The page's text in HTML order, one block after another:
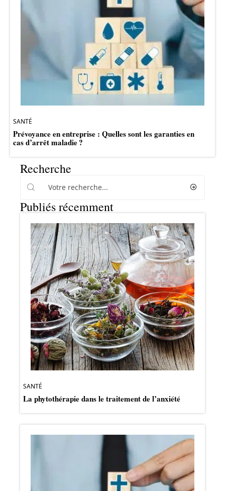
SANTÉ
Prévoyance en entreprise : Quelles sont les garanties en
cas d’arrêt maladie ?
Recherche
Publiés récemment
SANTÉ
La phytothérapie dans le traitement de l’anxiété